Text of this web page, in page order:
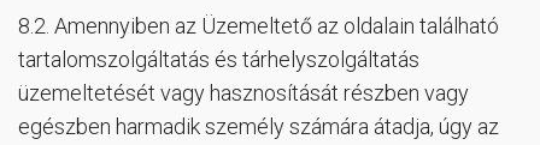
8.2. Amennyiben az Üzemeltető az oldalain található
tartalomszolgáltatás és tárhelyszolgáltatás
üzemeltetését vagy hasznosítását részben vagy
egészben harmadik személy számára átadja, úgy az